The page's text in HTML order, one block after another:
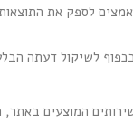
לספק את התוצאות
לשיקול דעתה
המוצעים